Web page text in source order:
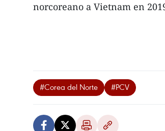
norcoreano a Vietnam en
#Corea del Norte #PCV